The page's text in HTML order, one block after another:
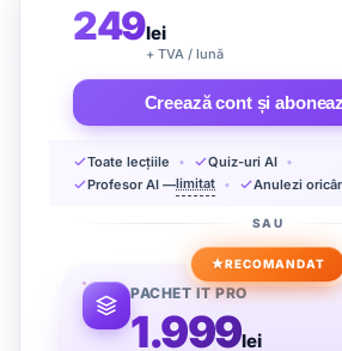
249lei
+ TVA / lună
Creează cont și
Toate lecțiile
Quiz-uri AI
Profesor AI —limitat Anulezi
SAU
RECOMANDAT
PACHET IT PRO
1.999lei